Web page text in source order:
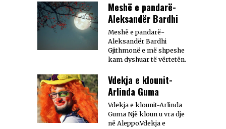
Meshë e pandarë-
Aleksandër Bardhi
Meshë e pandarë-
Aleksandër Bardhi
Gjithmonë e më shpeshe
kam dyshuar të vërtetën.
Vdekja e klounit-
Arlinda Guma
Vdekja e klounit-Arlinda
Guma Një kloun u vra dje
në Aleppo.Vdekja e